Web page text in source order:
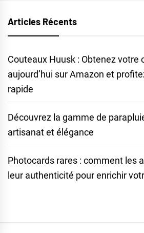
Articles Récents
Couteaux Huusk : Obtenez votre
aujourd’hui sur Amazon et
rapide
Découvrez la gamme de
artisanat et élégance
Photocards rares : comment les
leur authenticité pour enrichir